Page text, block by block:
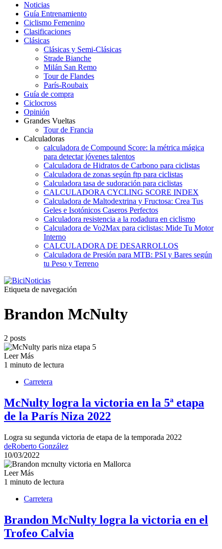
Noticias
Guía Entrenamiento
Ciclismo Femenino
Clasificaciones
Clásicas
Clásicas y Semi-Clásicas
Strade Bianche
Milán San Remo
Tour de Flandes
París-Roubaix
Guía de compra
Ciclocross
Opinión
Grandes Vueltas
Tour de Francia
Calculadoras
calculadora de Compound Score: la métrica mágica
para detectar jóvenes talentos
Calculadora de Hidratos de Carbono para ciclistas
Calculadora de zonas según ftp para ciclistas
Calculadora tasa de sudoración para ciclistas
CALCULADORA CYCLING SCORE INDEX
Calculadora de Maltodextrina y Fructosa: Crea Tus
Geles e Isotónicos Caseros Perfectos
Calculadora resistencia a la rodadura en ciclismo
Calculadora de Vo2Max para ciclistas: Mide Tu Motor
Interno
CALCULADORA DE DESARROLLOS
Calculadora de Presión para MTB: PSI y Bares según
tu Peso y Terreno
Etiqueta de navegación
Brandon McNulty
2 posts
Leer Más
1 minuto de lectura
Carretera
McNulty logra la victoria en la 5ª etapa
de la París Niza 2022
Logra su segunda victoria de etapa de la temporada 2022
deRoberto González
10/03/2022
Leer Más
1 minuto de lectura
Carretera
Brandon McNulty logra la victoria en el
Trofeo Calvia